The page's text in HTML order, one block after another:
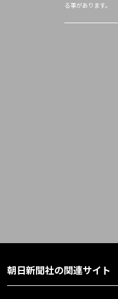
る事があります。
朝日新聞社の関連サイト